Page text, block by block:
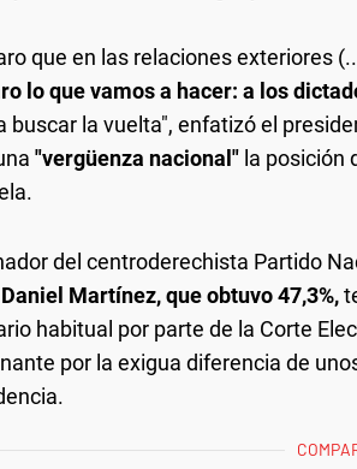
que en las relaciones exteriores
lo que vamos a hacer: a los
buscar la vuelta", enfatizó el
"vergüenza nacional" la posición
del centroderechista Partido
Martínez, que obtuvo 47,3%,
habitual por parte de la Corte
por la exigua diferencia de